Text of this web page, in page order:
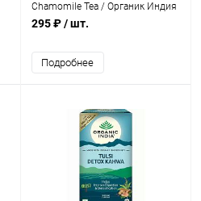
Chamomile Tea / Органик Индия
Тулси Мед и ромашка 25
295 ₽/ шт.
Подробнее